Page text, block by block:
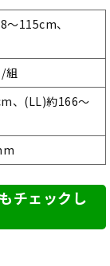
115cm、
組
、(LL)約166～
チェックし